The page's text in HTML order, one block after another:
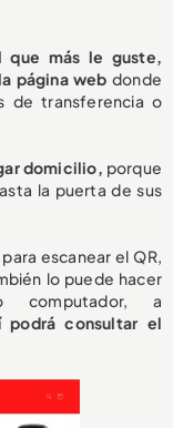
que más le guste,
página web donde
de transferencia o
domicilio, porque
la puerta de sus
escanear el QR,
lo puede hacer
computador, a
podrá consultar el